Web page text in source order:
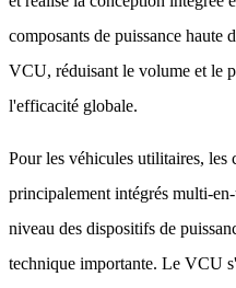
composants de puissance haute
VCU, réduisant le volume et le
l'efficacité globale.
Pour les véhicules utilitaires, les
principalement intégrés multi-
niveau des dispositifs de
technique importante. Le VCU